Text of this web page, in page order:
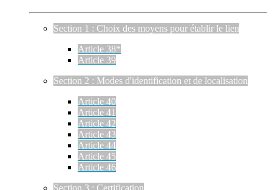
Section 1 : Choix des moyens pour établir le lien
Article 38*
Article 39
Section 2 : Modes d'identification et de localisation
Article 40
Article 41
Article 42
Article 43
Article 44
Article 45
Article 46